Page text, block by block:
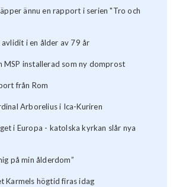
ännu en rapport i serien "Tro och
avlidit i en ålder av 79 år
MSP installerad som ny domprost
från Rom
Arborelius i Ica-Kuriren
i Europa - katolska kyrkan slår nya
på min ålderdom”
Karmels högtid firas idag